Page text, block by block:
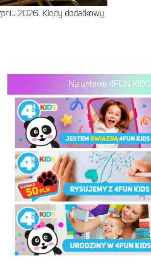
2026. Kiedy dodatkowy
Na antenie 4FUN KIDS